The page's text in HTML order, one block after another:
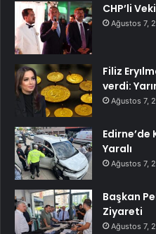
CHP’li
Ağustos 7,
Filiz
verdi:
Ağustos 7,
Edirne’de
Yaralı
Ağustos 7,
Başkan
Ziyareti
Ağustos 7,